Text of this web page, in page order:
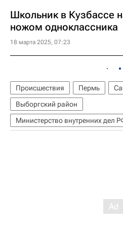
Школьник в Кузбассе
ножом одноклассника
18 марта 2025, 07:23
Происшествия Пермь
Выборгский район
Министерство внутренних дел